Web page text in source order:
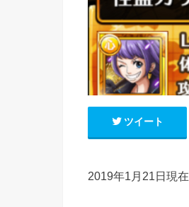
ツイート
2019年1月21日現在